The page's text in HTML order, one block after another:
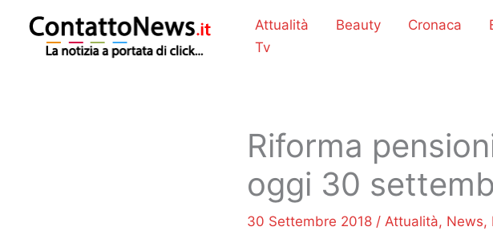
contenuto
Attualità Beauty Cronaca
Tv
Riforma
oggi 30
30 Settembre 2018 / Attualità, News,